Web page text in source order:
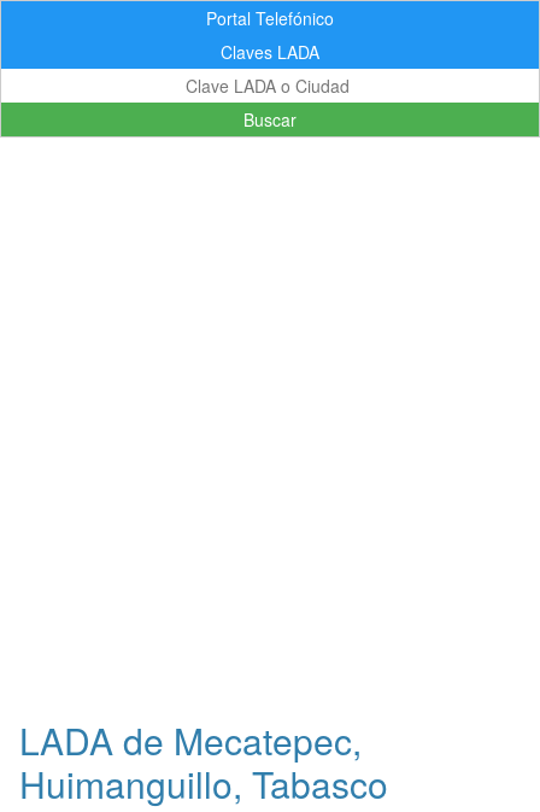
Portal Telefónico
Claves LADA
Buscar
LADA de Mecatepec,
Huimanguillo, Tabasco